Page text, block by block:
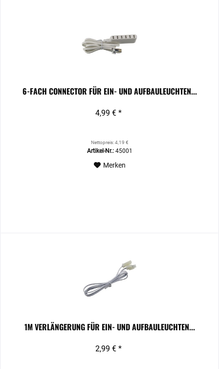
6-FACH CONNECTOR FÜR EIN- UND AUFBAULEUCHTEN...
4,99 € *
Nettopreis: 4,19 €
Artikel-Nr.:45001
Merken
1M VERLÄNGERUNG FÜR EIN- UND AUFBAULEUCHTEN...
2,99 € *